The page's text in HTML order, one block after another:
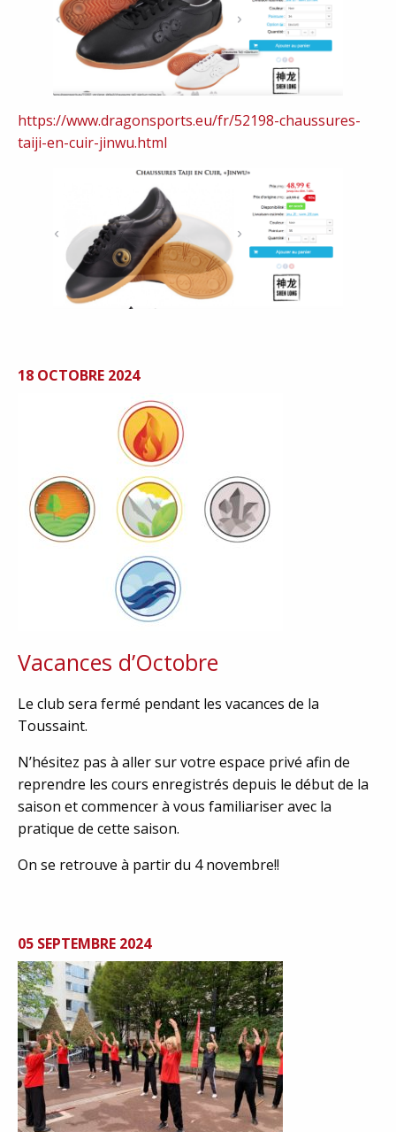
https://www.dragonsports.eu/fr/52198-chaussures-
taiji-en-cuir-jinwu.html
18 OCTOBRE 2024
Vacances d’Octobre
Le club sera fermé pendant les vacances de la
Toussaint.
N’hésitez pas à aller sur votre espace privé afin de
reprendre les cours enregistrés depuis le début de la
saison et commencer à vous familiariser avec la
pratique de cette saison.
On se retrouve à partir du 4 novembre!!
05 SEPTEMBRE 2024